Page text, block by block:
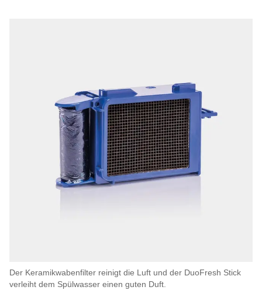
Der Keramikwabenfilter reinigt die Luft und der DuoFresh Stick
verleiht dem Spülwasser einen guten Duft.